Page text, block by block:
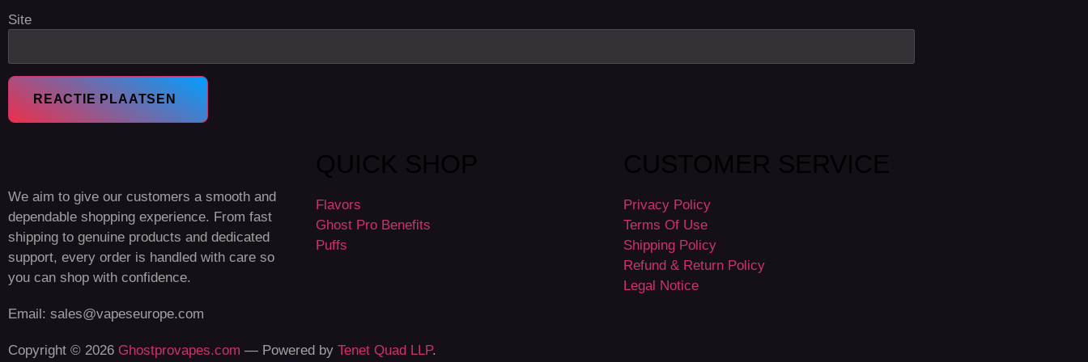
Site
We aim to give our customers a smooth and
dependable shopping experience. From fast
shipping to genuine products and dedicated
support, every order is handled with care so
you can shop with confidence.
Email: sales@vapeseurope.com
Flavors
Ghost Pro Benefits
Puffs
Privacy Policy
Terms Of Use
Shipping Policy
Refund & Return Policy
Legal Notice
Copyright © 2026 Ghostprovapes.com — Powered by Tenet Quad LLP.